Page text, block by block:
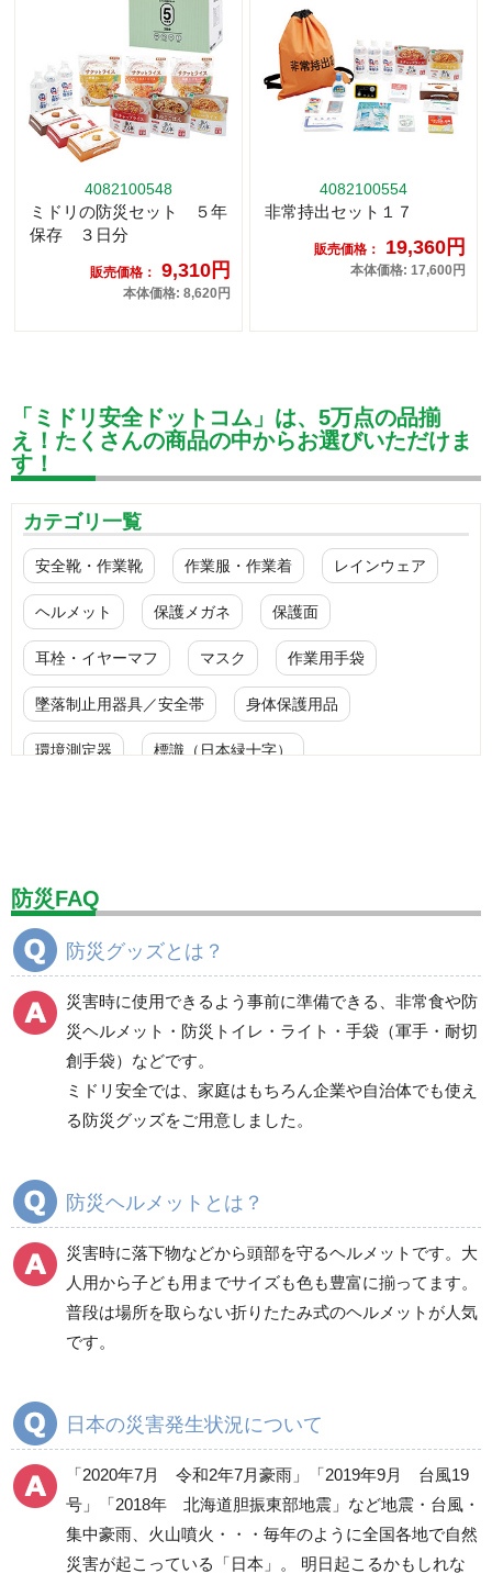
4082100548
ミドリの防災セット ５年
保存 ３日分
販売価格： 9,310円
本体価格: 8,620円
4082100554
非常持出セット１７
販売価格： 19,360円
本体価格: 17,600円
「ミドリ安全ドットコム」は、5万点の品揃
え！たくさんの商品の中からお選びいただけま
す！
カテゴリ一覧
安全靴・作業靴 作業服・作業着 レインウェア
ヘルメット 保護メガネ 保護面
耳栓・イヤーマフ マスク 作業用手袋
墜落制止用器具／安全帯 身体保護用品
環境測定器 標識（日本緑十字）
設備用品・作業補助用品
分煙対策機器
電気保守用品 ワイパー クリーンルーム対策用品
防災グッズ（防災セット） 救急医療品
健康管理器具 季節商品
商品カテゴリ一覧
非常用保存食品（非常
食）
食器・調理器具・給水
用品
寝具類
衛生用品
ドリール
避難誘導品
非常持出袋
ヘルメット
防災FAQ
防災グッズとは？
災害時に使用できるよう事前に準備できる、非常食や防
災ヘルメット・防災トイレ・ライト・手袋（軍手・耐切
創手袋）などです。
ミドリ安全では、家庭はもちろん企業や自治体でも使え
る防災グッズをご用意しました。
防災ヘルメットとは？
災害時に落下物などから頭部を守るヘルメットです。大
人用から子ども用までサイズも色も豊富に揃ってます。
普段は場所を取らない折りたたみ式のヘルメットが人気
です。
日本の災害発生状況について
「2020年7月 令和2年7月豪雨」「2019年9月 台風19
号」「2018年 北海道胆振東部地震」など地震・台風・
集中豪雨、火山噴火・・・毎年のように全国各地で自然
災害が起こっている「日本」。 明日起こるかもしれな